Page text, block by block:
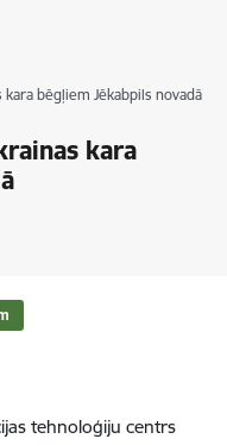
bēgļiem Jēkabpils novadā
kara
tehnoloģiju centrs